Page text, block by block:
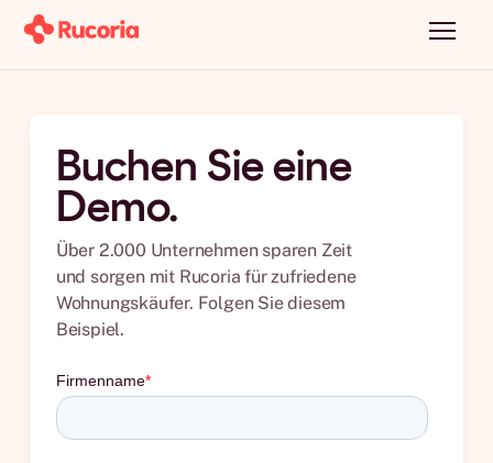
Buchen Sie eine
Demo.
Über 2.000 Unternehmen sparen Zeit
und sorgen mit Rucoria für zufriedene
Wohnungskäufer. Folgen Sie diesem
Beispiel.